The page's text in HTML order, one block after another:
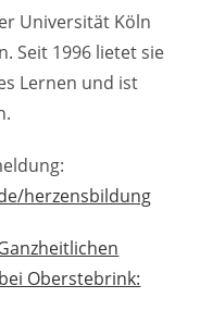
Universität Köln
Seit 1996 lietet sie
Lernen und ist
herzensbildung
Oberstebrink: